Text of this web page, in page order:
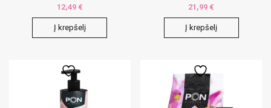
12,49 €
Į krepšelį
21,99 €
Į krepšelį